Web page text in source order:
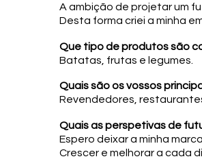
A ambição de projetar um
Desta forma criei a minha
Que tipo de produtos são
Batatas, frutas e legumes.
Quais são os vossos
Revendedores,
Quais as perspetivas de
Espero deixar a minha
Crescer e melhorar a cada